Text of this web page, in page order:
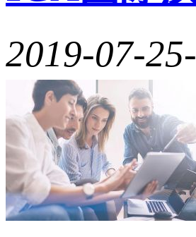
2019-07-25-